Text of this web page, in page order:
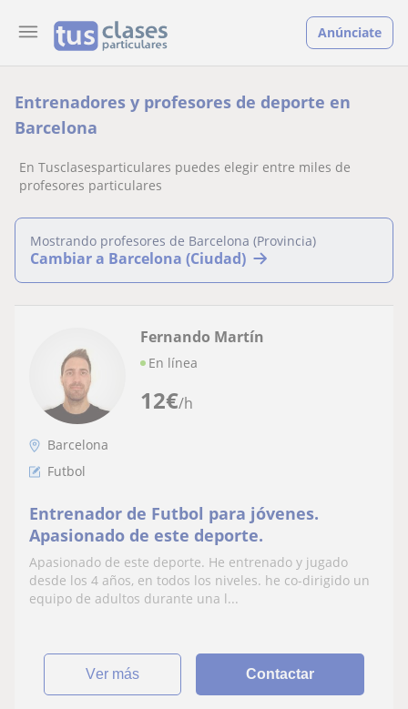
Anúnciate
Entrenadores y profesores de deporte en
Barcelona
En Tusclasesparticulares puedes elegir entre miles de
profesores particulares
Mostrando profesores de Barcelona (Provincia)
Cambiar a Barcelona (Ciudad)
12€/h
Fernando Martín
En línea
Barcelona
Futbol
Entrenador de Futbol para jóvenes.
Apasionado de este deporte.
Apasionado de este deporte. He entrenado y jugado
desde los 4 años, en todos los niveles. he co-dirigido un
equipo de adultos durante una l...
ver más Contactar